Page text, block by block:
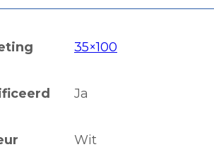
35×100
Ja
Wit